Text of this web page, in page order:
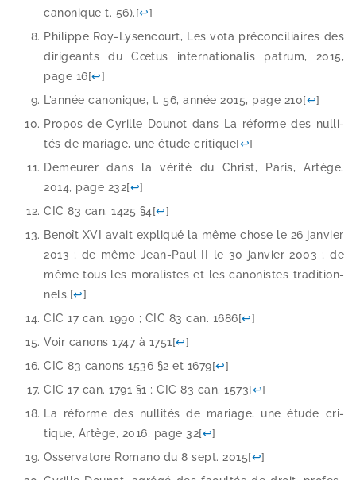
cano­nique t. 56).[↩]
Philippe Roy-​Lysencourt, Les vota pré­con­ci­liaires des
diri­geants du Cœtus inter­na­tio­na­lis patrum, 2015,
page 16[↩]
L’année cano­nique, t. 56, année 2015, page 210[↩]
Propos de Cyrille Dounot dans La réforme des nul­li­
tés de mariage, une étude cri­tique[↩]
Demeurer dans la véri­té du Christ, Paris, Artège,
2014, page 232[↩]
CIC 83 can. 1425 §4[↩]
Benoît XVI avait expli­qué la même chose le 26 jan­vier
2013 ; de même Jean-​Paul II le 30 jan­vier 2003 ; de
même tous les mora­listes et les cano­nistes tra­di­tion­
nels.[↩]
CIC 17 can. 1990 ; CIC 83 can. 1686[↩]
Voir canons 1747 à 1751[↩]
CIC 83 canons 1536 §2 et 1679[↩]
CIC 17 can. 1791 §1 ; CIC 83 can. 1573[↩]
La réforme des nul­li­tés de mariage, une étude cri­
tique, Artège, 2016, page 32[↩]
Osservatore Romano du 8 sept. 2015[↩]